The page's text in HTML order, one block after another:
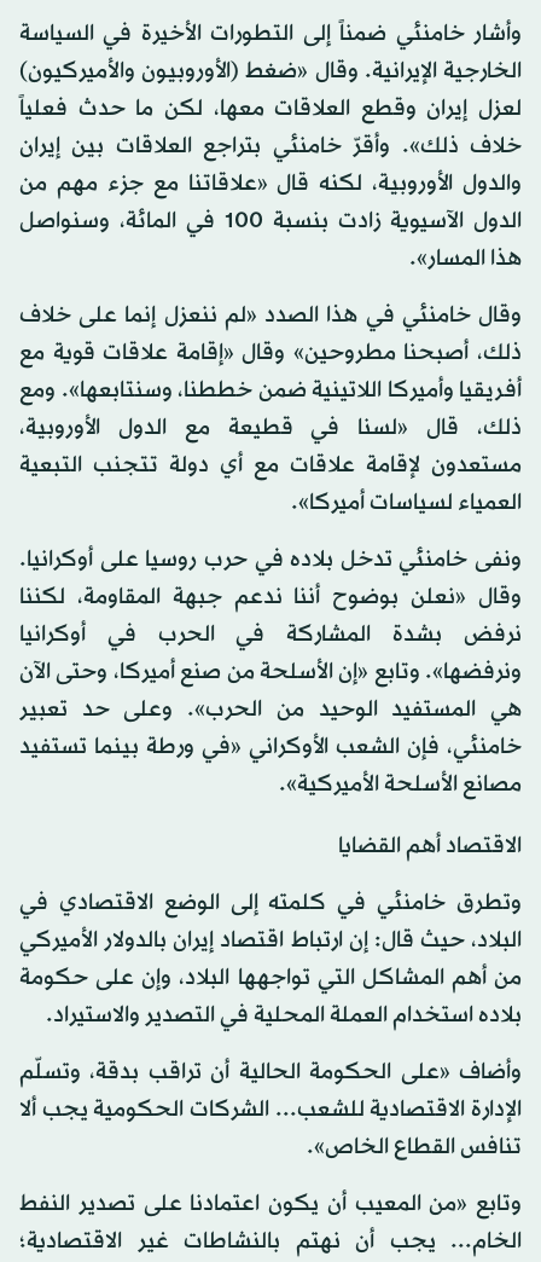
وأشار خامنئي ضمناً إلى التطورات الأخيرة في السياسة
الخارجية الإيرانية. وقال «ضغط (الأوروبيون والأميركيون)
لعزل إيران وقطع العلاقات معها، لكن ما حدث فعلياً
خلاف ذلك». وأقرّ خامنئي بتراجع العلاقات بين إيران
والدول الأوروبية، لكنه قال «علاقاتنا مع جزء مهم من
الدول الآسيوية زادت بنسبة 100 في المائة، وسنواصل
هذا المسار».
وقال خامنئي في هذا الصدد «لم ننعزل إنما على خلاف
ذلك، أصبحنا مطروحين» وقال «إقامة علاقات قوية مع
أفريقيا وأميركا اللاتينية ضمن خططنا، وسنتابعها». ومع
ذلك، قال «لسنا في قطيعة مع الدول الأوروبية،
مستعدون لإقامة علاقات مع أي دولة تتجنب التبعية
العمياء لسياسات أميركا».
ونفى خامنئي تدخل بلاده في حرب روسيا على أوكرانيا.
وقال «نعلن بوضوح أننا ندعم جبهة المقاومة، لكننا
نرفض بشدة المشاركة في الحرب في أوكرانيا
ونرفضها». وتابع «إن الأسلحة من صنع أميركا، وحتى الآن
هي المستفيد الوحيد من الحرب». وعلى حد تعبير
خامنئي، فإن الشعب الأوكراني «في ورطة بينما تستفيد
مصانع الأسلحة الأميركية».
الاقتصاد أهم القضايا
وتطرق خامنئي في كلمته إلى الوضع الاقتصادي في
البلاد، حيث قال: إن ارتباط اقتصاد إيران بالدولار الأميركي
من أهم المشاكل التي تواجهها البلاد، وإن على حكومة
بلاده استخدام العملة المحلية في التصدير والاستيراد.
وأضاف «على الحكومة الحالية أن تراقب بدقة، وتسلّم
الإدارة الاقتصادية للشعب... الشركات الحكومية يجب ألا
تنافس القطاع الخاص».
وتابع «من المعيب أن يكون اعتمادنا على تصدير النفط
الخام... يجب أن نهتم بالنشاطات غير الاقتصادية؛